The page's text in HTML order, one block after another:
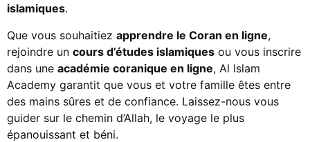
islamiques.
Que vous souhaitiez apprendre le Coran en ligne,
rejoindre un cours d’études islamiques ou vous inscrire
dans une académie coranique en ligne, Al Islam
Academy garantit que vous et votre famille êtes entre
des mains sûres et de confiance. Laissez-nous vous
guider sur le chemin d’Allah, le voyage le plus
épanouissant et béni.